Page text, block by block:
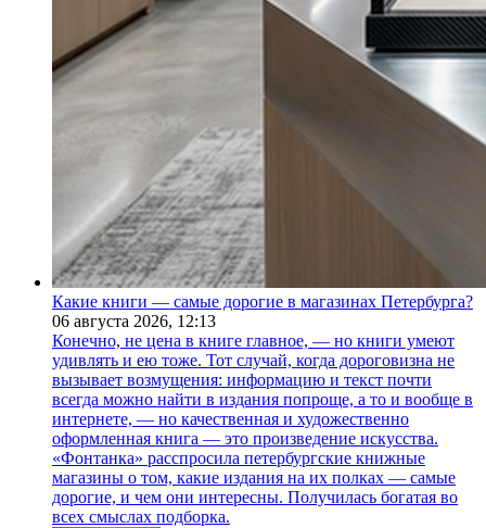
Какие книги — самые дорогие в магазинах Петербурга?
06 августа 2026, 12:13
Конечно, не цена в книге главное, — но книги умеют
удивлять и ею тоже. Тот случай, когда дороговизна не
вызывает возмущения: информацию и текст почти
всегда можно найти в издания попроще, а то и вообще в
интернете, — но качественная и художественно
оформленная книга — это произведение искусства.
«Фонтанка» расспросила петербургские книжные
магазины о том, какие издания на их полках — самые
дорогие, и чем они интересны. Получилась богатая во
всех смыслах подборка.